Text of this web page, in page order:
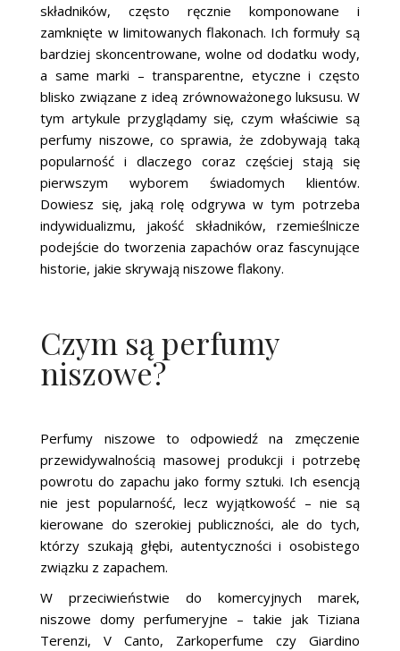
składników, często ręcznie komponowane i
zamknięte w limitowanych flakonach. Ich formuły są
bardziej skoncentrowane, wolne od dodatku wody,
a same marki – transparentne, etyczne i często
blisko związane z ideą zrównoważonego luksusu. W
tym artykule przyglądamy się, czym właściwie są
perfumy niszowe, co sprawia, że zdobywają taką
popularność i dlaczego coraz częściej stają się
pierwszym wyborem świadomych klientów.
Dowiesz się, jaką rolę odgrywa w tym potrzeba
indywidualizmu, jakość składników, rzemieślnicze
podejście do tworzenia zapachów oraz fascynujące
historie, jakie skrywają niszowe flakony.
Czym są perfumy
niszowe?
Perfumy niszowe to odpowiedź na zmęczenie
przewidywalnością masowej produkcji i potrzebę
powrotu do zapachu jako formy sztuki. Ich esencją
nie jest popularność, lecz wyjątkowość – nie są
kierowane do szerokiej publiczności, ale do tych,
którzy szukają głębi, autentyczności i osobistego
związku z zapachem.
W przeciwieństwie do komercyjnych marek,
niszowe domy perfumeryjne – takie jak Tiziana
Terenzi, V Canto, Zarkoperfume czy Giardino